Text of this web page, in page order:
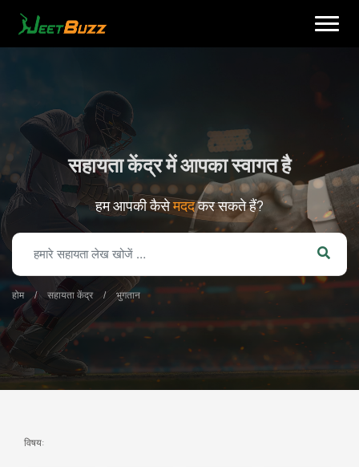
content
हिन्दी
सहायता केंद्र में आपका स्वागत है
हम आपकी कैसेमददकर सकते हैं?
होम / सहायता केंद्र / भुगतान
विषय: